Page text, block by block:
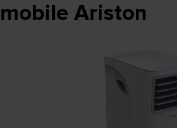
mobile Ariston